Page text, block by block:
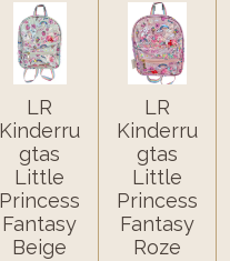
LR
Kinderru
gtas
Little
Princess
Fantasy
Beige
LR
Kinderru
gtas
Little
Princess
Fantasy
Roze